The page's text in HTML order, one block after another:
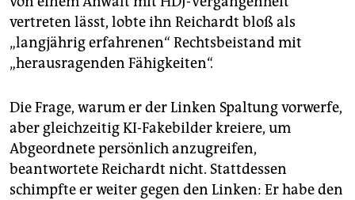
vertreten lässt, lobte ihn Reichardt bloß als
„langjährig erfahrenen“ Rechtsbeistand mit
„herausragenden Fähigkeiten“.
Die Frage, warum er der Linken Spaltung vorwerfe,
aber gleichzeitig KI-Fakebilder kreiere, um
Abgeordnete persönlich anzugreifen,
beantwortete Reichardt nicht. Stattdessen
schimpfte er weiter gegen den Linken: Er habe den